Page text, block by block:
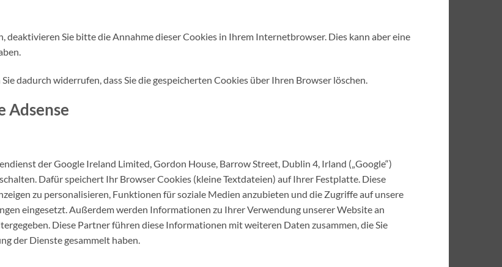
deaktivieren Sie bitte die Annahme dieser Cookies in Ihrem Internetbrowser. Dies kann aber eine
dadurch widerrufen, dass Sie die gespeicherten Cookies über Ihren Browser löschen.
Adsense
der Google Ireland Limited, Gordon House, Barrow Street, Dublin 4, Irland („Google“)
Dafür speichert Ihr Browser Cookies (kleine Textdateien) auf Ihrer Festplatte. Diese
zu personalisieren, Funktionen für soziale Medien anzubieten und die Zugriffe auf unsere
eingesetzt. Außerdem werden Informationen zu Ihrer Verwendung unserer Website an
Diese Partner führen diese Informationen mit weiteren Daten zusammen, die Sie
der Dienste gesammelt haben.